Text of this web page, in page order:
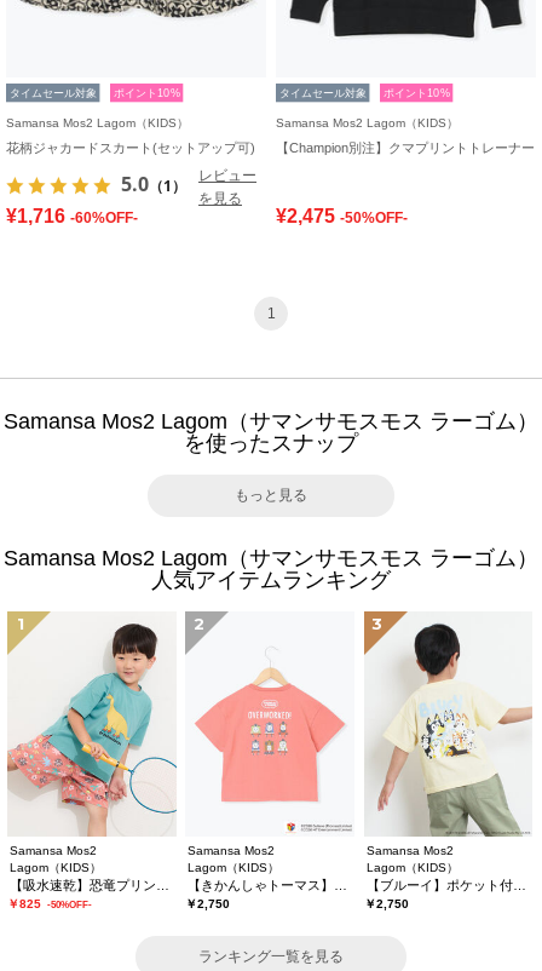
タイムセール対象 ポイント10%
Samansa Mos2 Lagom（KIDS）
花柄ジャカードスカート(セットアップ可)
5.0 （1）
レビュー
を見る
¥1,716 -60%OFF-
タイムセール対象 ポイント10%
Samansa Mos2 Lagom（KIDS）
【Champion別注】クマプリントトレーナー
¥2,475 -50%OFF-
1
Samansa Mos2 Lagom（サマンサモスモス ラーゴム）
を使ったスナップ
もっと見る
Samansa Mos2 Lagom（サマンサモスモス ラーゴム）
人気アイテムランキング
1
Samansa Mos2
Lagom（KIDS）
￥825 -50%OFF-
2
Samansa Mos2
Lagom（KIDS）
￥2,750
3
Samansa Mos2
Lagom（KIDS）
【ブルーイ】ポケット付きプリントTシャツ
￥2,750
ランキング一覧を見る